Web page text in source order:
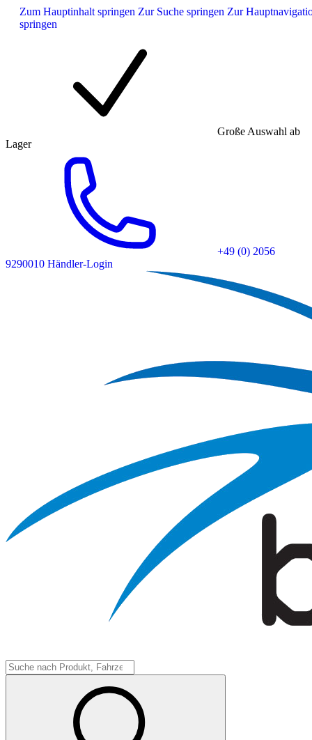
Zum Hauptinhalt springen Zur Suche springen Zur
springen
Große Auswahl ab
Lager
+49 (0) 2056
9290010 Händler-Login